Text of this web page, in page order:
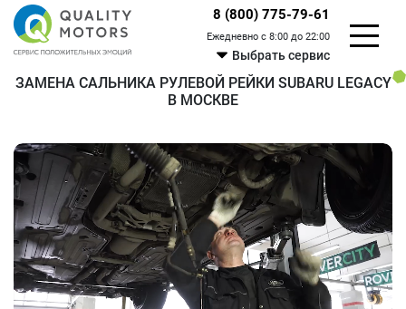
8 (800) 775-79-61
Ежедневно с 8:00 до 22:00
Выбрать сервис
ЗАМЕНА САЛЬНИКА РУЛЕВОЙ РЕЙКИ SUBARU LEGACY
В МОСКВЕ